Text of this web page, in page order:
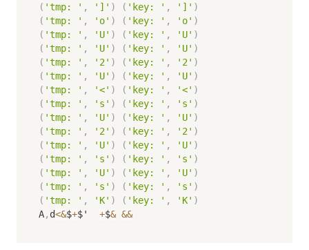
( 'tmp: ' , ']' ) ( 'key: ' , ']' )
( 'tmp: ' , 'o' ) ( 'key: ' , 'o' )
( 'tmp: ' , 'U' ) ( 'key: ' , 'U' )
( 'tmp: ' , 'U' ) ( 'key: ' , 'U' )
( 'tmp: ' , '2' ) ( 'key: ' , '2' )
( 'tmp: ' , 'U' ) ( 'key: ' , 'U' )
( 'tmp: ' , '<' ) ( 'key: ' , '<' )
( 'tmp: ' , 's' ) ( 'key: ' , 's' )
( 'tmp: ' , 'U' ) ( 'key: ' , 'U' )
( 'tmp: ' , '2' ) ( 'key: ' , '2' )
( 'tmp: ' , 'U' ) ( 'key: ' , 'U' )
( 'tmp: ' , 's' ) ( 'key: ' , 's' )
( 'tmp: ' , 'U' ) ( 'key: ' , 'U' )
( 'tmp: ' , 's' ) ( 'key: ' , 's' )
( 'tmp: ' , 'K' ) ( 'key: ' , 'K' )
A, d<&$+$' +$& &&